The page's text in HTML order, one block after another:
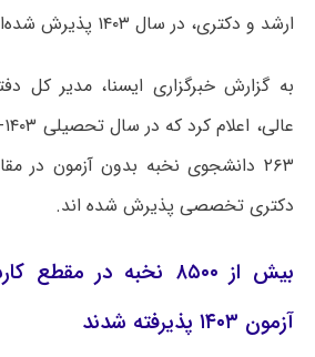
ارشد و دکتری، در سال ۱۴۰۳ پذیرش شده‌اند.
به گزارش خبرگزاری ایسنا، مدیر کل
۲۶۳ دانشجوی نخبه بدون آزمون در
دکتری تخصصی پذیرش شده اند.
بیش از ۸۵۰۰ نخبه در
آزمون ۱۴۰۳ پذیرفته شدند